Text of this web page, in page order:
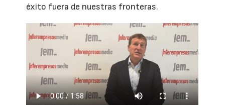
éxito fuera de nuestras fronteras.